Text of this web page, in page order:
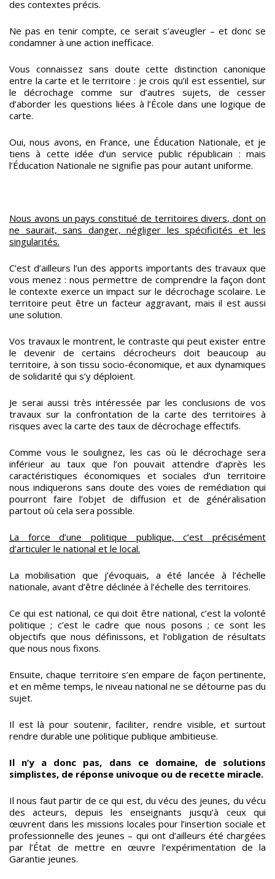
des contextes précis.
Ne pas en tenir compte, ce serait s’aveugler – et donc se
condamner à une action inefficace.
Vous connaissez sans doute cette distinction canonique
entre la carte et le territoire : je crois qu’il est essentiel, sur
le décrochage comme sur d’autres sujets, de cesser
d’aborder les questions liées à l’École dans une logique de
carte.
Oui, nous avons, en France, une Éducation Nationale, et je
tiens à cette idée d’un service public républicain : mais
l’Éducation Nationale ne signifie pas pour autant uniforme.
Nous avons un pays constitué de territoires divers, dont on
ne saurait, sans danger, négliger les spécificités et les
singularités.
C’est d’ailleurs l’un des apports importants des travaux que
vous menez : nous permettre de comprendre la façon dont
le contexte exerce un impact sur le décrochage scolaire. Le
territoire peut être un facteur aggravant, mais il est aussi
une solution.
Vos travaux le montrent, le contraste qui peut exister entre
le devenir de certains décrocheurs doit beaucoup au
territoire, à son tissu socio-économique, et aux dynamiques
de solidarité qui s’y déploient.
Je serai aussi très intéressée par les conclusions de vos
travaux sur la confrontation de la carte des territoires à
risques avec la carte des taux de décrochage effectifs.
Comme vous le soulignez, les cas où le décrochage sera
inférieur au taux que l’on pouvait attendre d’après les
caractéristiques économiques et sociales d’un territoire
nous indiquerons sans doute des voies de remédiation qui
pourront faire l’objet de diffusion et de généralisation
partout où cela sera possible.
La force d’une politique publique, c’est précisément
d’articuler le national et le local.
La mobilisation que j’évoquais, a été lancée à l’échelle
nationale, avant d’être déclinée à l’échelle des territoires.
Ce qui est national, ce qui doit être national, c’est la volonté
politique ; c’est le cadre que nous posons ; ce sont les
objectifs que nous définissons, et l’obligation de résultats
que nous nous fixons.
Ensuite, chaque territoire s’en empare de façon pertinente,
et en même temps, le niveau national ne se détourne pas du
sujet.
Il est là pour soutenir, faciliter, rendre visible, et surtout
rendre durable une politique publique ambitieuse.
Il n’y a donc pas, dans ce domaine, de solutions
simplistes, de réponse univoque ou de recette miracle.
Il nous faut partir de ce qui est, du vécu des jeunes, du vécu
des acteurs, depuis les enseignants jusqu’à ceux qui
œuvrent dans les missions locales pour l’insertion sociale et
professionnelle des jeunes – qui ont d’ailleurs été chargées
par l’État de mettre en œuvre l’expérimentation de la
Garantie jeunes.